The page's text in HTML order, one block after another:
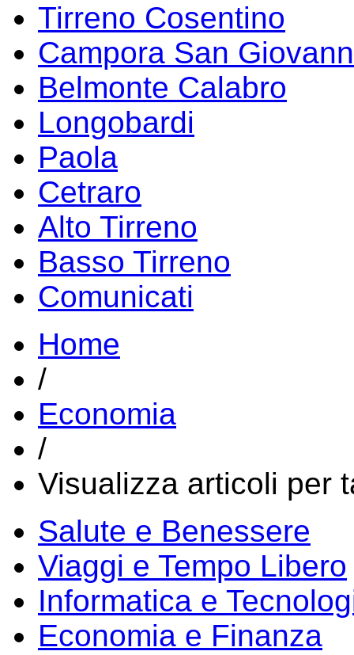
Tirreno Cosentino
Campora San
Belmonte Calabro
Longobardi
Paola
Cetraro
Alto Tirreno
Basso Tirreno
Comunicati
Home
/
Economia
/
Visualizza articoli per
Salute e Benessere
Viaggi e Tempo Libero
Informatica e
Economia e Finanza